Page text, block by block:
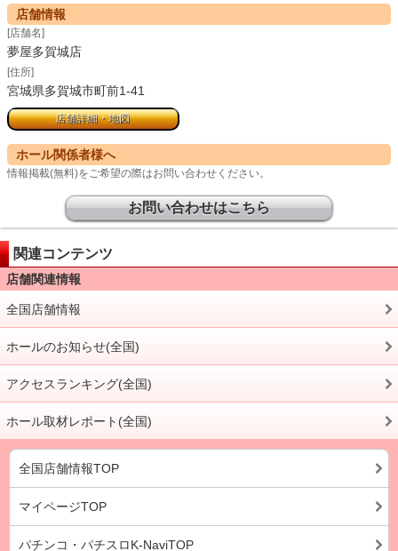
店舗情報
[店舗名]
夢屋多賀城店
[住所]
宮城県多賀城市町前1-41
店舗詳細・地図
ホール関係者様へ
情報掲載(無料)をご希望の際はお問い合わせください。
お問い合わせはこちら
関連コンテンツ
店舗関連情報
全国店舗情報
ホールのお知らせ(全国)
アクセスランキング(全国)
ホール取材レポート(全国)
全国店舗情報TOP
マイページTOP
パチンコ・パチスロK-NaviTOP